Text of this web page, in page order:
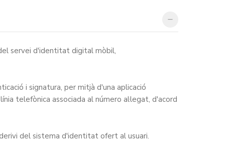
servei d'identitat digital mòbil,
i signatura, per mitjà d'una aplicació
telefònica associada al número al·legat, d'acord
del sistema d'identitat ofert al usuari.